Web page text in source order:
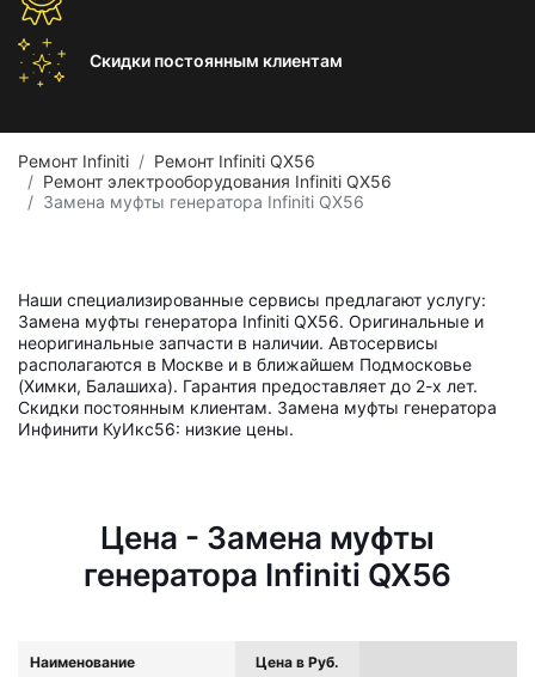
Скидки постоянным клиентам
Ремонт Infiniti
Ремонт Infiniti QX56
Ремонт электрооборудования Infiniti QX56
Замена муфты генератора Infiniti QX56
Наши специализированные сервисы предлагают услугу:
Замена муфты генератора Infiniti QX56. Оригинальные и
неоригинальные запчасти в наличии. Автосервисы
располагаются в Москве и в ближайшем Подмосковье
(Химки, Балашиха). Гарантия предоставляет до 2-х лет.
Скидки постоянным клиентам. Замена муфты генератора
Инфинити КуИкс56: низкие цены.
Цена - Замена муфты
генератора Infiniti QX56
Наименование Цена в Руб.